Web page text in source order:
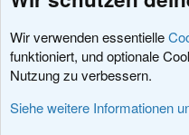
Feedback zu xenDACH
Wir verwenden essentielle
funktioniert, und optionale
Nutzung zu verbessern.
Siehe weitere Informationen